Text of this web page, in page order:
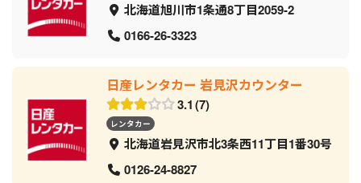
北海道旭川市1条通8丁目2059‐2
0166-26-3323
日産レンタカー 岩見沢カウンター
3.1 7
レンタカー
北海道岩見沢市北3条西11丁目1番30号
0126-24-8827